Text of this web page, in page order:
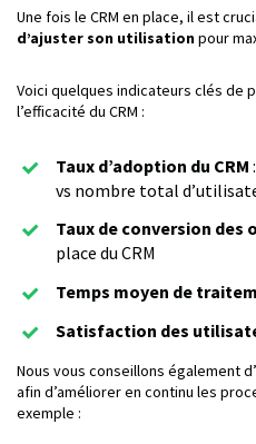
Une fois le CRM en place, il est
d’ajuster son utilisationpour
Voici quelques indicateurs clés de
l’efficacité du CRM :
Taux d’adoption du CRM
vs nombre total
Taux de conversion des
place du CRM
Temps moyen de
Satisfaction des
Nous vous conseillons également
afin d’améliorer en continu les
exemple :